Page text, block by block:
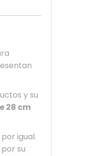
y su
28 cm
igual.
su